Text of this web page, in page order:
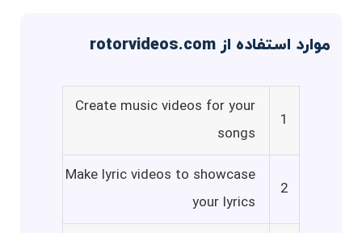
موارد استفاده از rotorvideos.com
1
Create music videos for your
songs
2
Make lyric videos to showcase
your lyrics